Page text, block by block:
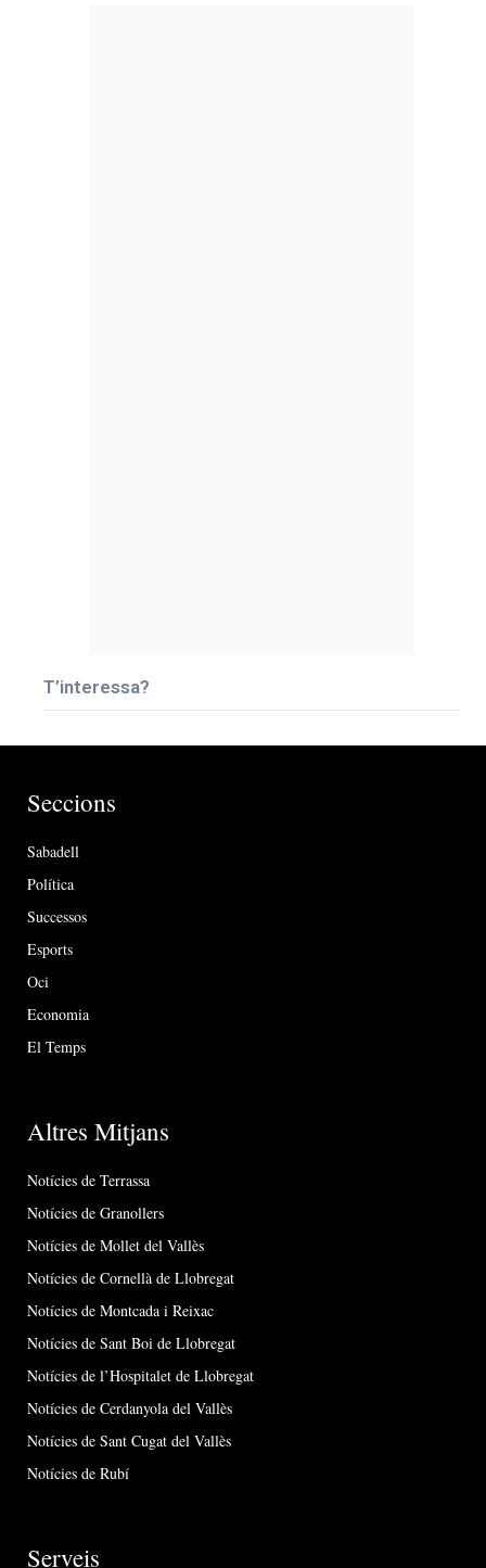
T’interessa?
Seccions
Sabadell
Política
Successos
Esports
Oci
Economia
El Temps
Altres Mitjans
Notícies de Terrassa
Notícies de Granollers
Notícies de Mollet del Vallès
Notícies de Cornellà de Llobregat
Notícies de Montcada i Reixac
Notícies de Sant Boi de Llobregat
Notícies de l’Hospitalet de Llobregat
Notícies de Cerdanyola del Vallès
Notícies de Sant Cugat del Vallès
Notícies de Rubí
Serveis